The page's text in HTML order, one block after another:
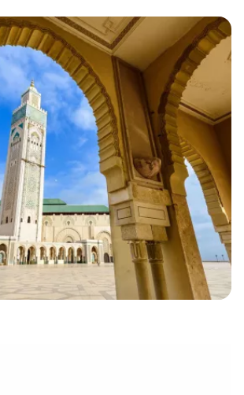
Folytatás a Facebookkal
Folytassa e-mailben